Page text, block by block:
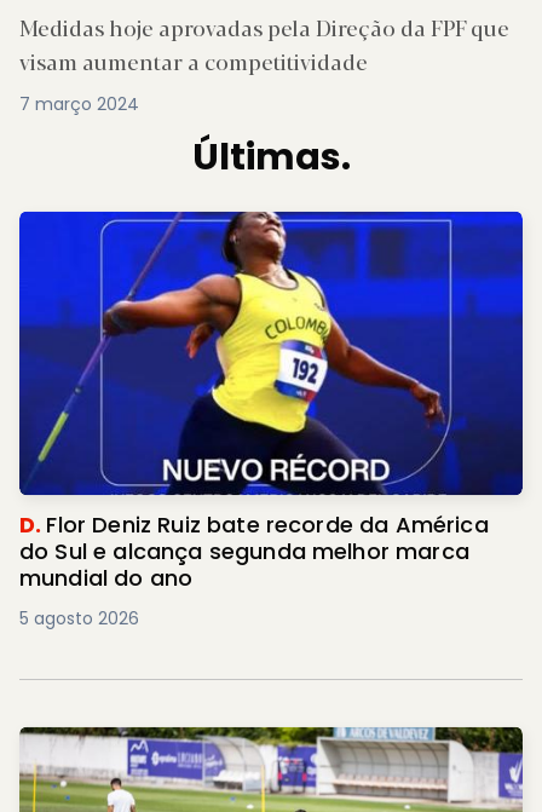
Medidas hoje aprovadas pela Direção da FPF que
visam aumentar a competitividade
7 março 2024
Últimas.
D. Flor Deniz Ruiz bate recorde da América
do Sul e alcança segunda melhor marca
mundial do ano
5 agosto 2026